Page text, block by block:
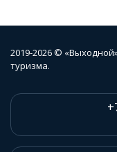
2019-2026 ©
туризма.